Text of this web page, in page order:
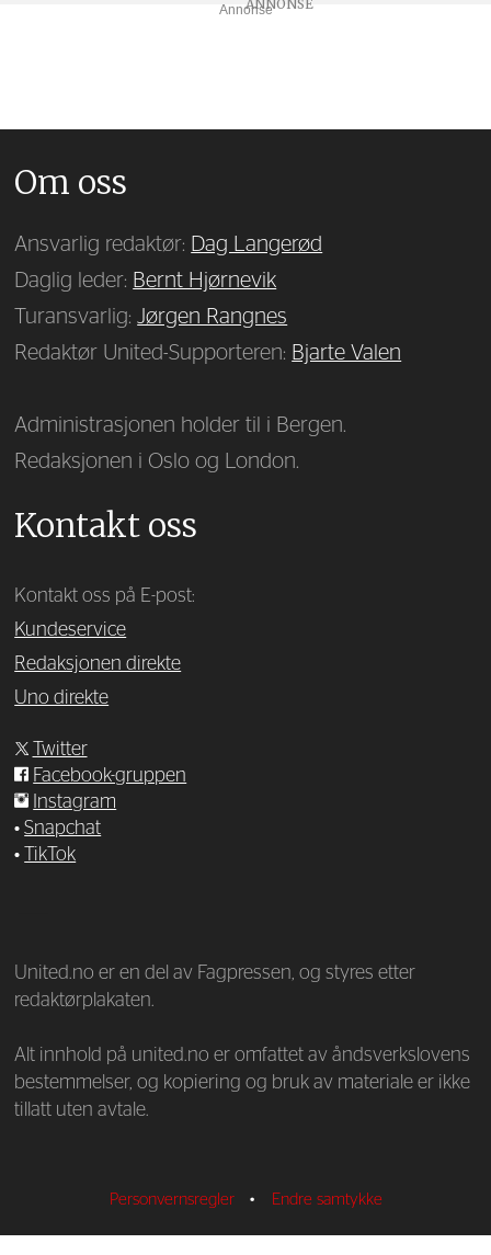
Annonse
Om oss
Ansvarlig redaktør: Dag Langerød
Daglig leder: Bernt Hjørnevik
Turansvarlig:Jørgen Rangnes
Redaktør United-Supporteren: Bjarte Valen
Administrasjonen holder til i Bergen.
Redaksjonen i Oslo og London.
Kontakt oss
Kontakt oss på E-post:
Kundeservice
Redaksjonen direkte
Uno direkte
Twitter
Facebook-gruppen
Instagram
•Snapchat
•
TikTok
United.no er en del av Fagpressen, og styres etter
redaktørplakaten.
Alt innhold på united.no er omfattet av åndsverkslovens
bestemmelser, og kopiering og bruk av materiale er ikke
tillatt uten avtale.
Personvernsregler • Endre samtykke